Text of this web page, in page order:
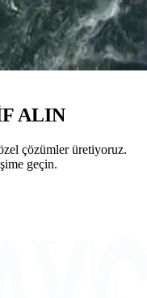
ALIN
çözümler üretiyoruz.
geçin.